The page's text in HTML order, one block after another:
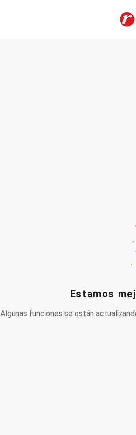
Estamos
Algunas funciones se están